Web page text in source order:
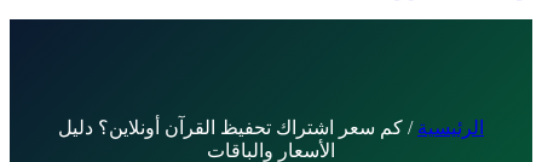
الرئيسية / كم سعر اشتراك تحفيظ القرآن أونلاين؟ دليل
الأسعار والباقات